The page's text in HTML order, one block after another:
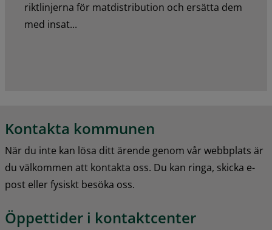
riktlinjerna för matdistribution och ersätta dem
med insat...
Kontakta kommunen
När du inte kan lösa ditt ärende genom vår webbplats är
du välkommen att kontakta oss. Du kan ringa, skicka e-
post eller fysiskt besöka oss.
Öppettider i kontaktcenter